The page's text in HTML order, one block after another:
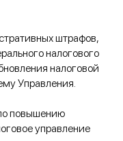
штрафов,
налогового
налоговой
Управления.
повышению
управление